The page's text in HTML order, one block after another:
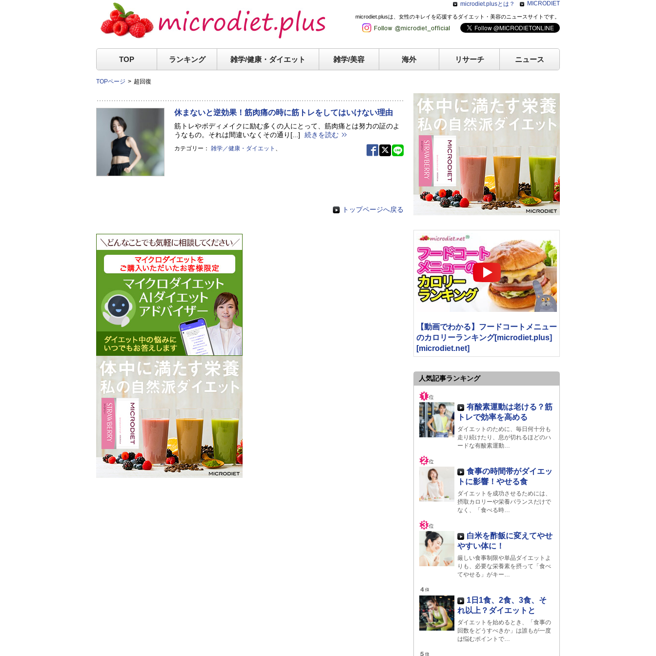
microdiet.plusとは？ MICRODIET
microdiet.plusは、女性のキレイを応援するダイエット・美容のニュースサイトです。
TOP ランキング 雑学/健康・ ダイエット 雑学/美容 海外 リサーチ ニュース
TOPページ 超回復
休まないと逆効果！筋肉痛の時に筋トレをしてはいけない理由
筋トレやボディメイクに励む多くの人にとって、筋肉痛とは努力の証のよ
うなもの。それは間違いなくその通り[...]
続きを読む
カテゴリー：雑学／健康・ダイエット 、
トップページへ戻る
【動画でわかる】フードコートメニュー
のカロリーランキング[microdiet.plus]
[microdiet.net]
人気記事ランキング
有酸素運動は老ける？筋
トレで効率を高める
ダイエットのために、毎日何十分も
走り続けたり、息が切れるほどのハ
ードな有酸素運動…
食事の時間帯がダイエッ
トに影響！やせる食
ダイエットを成功させるためには、
摂取カロリーや栄養バランスだけで
なく、「食べる時…
白米を酢飯に変えてやせ
やすい体に！
厳しい食事制限や単品ダイエットよ
りも、必要な栄養素を摂って「食べ
てやせる」がキー…
1日1食、2食、3食、そ
れ以上？ダイエットと
ダイエットを始めるとき、「食事の
回数をどうすべきか」は誰もが一度
は悩むポイントで…